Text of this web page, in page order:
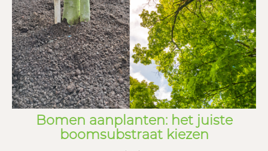
Bomen aanplanten: het juiste
boomsubstraat kiezen